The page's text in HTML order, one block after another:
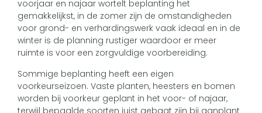
voorjaar en najaar wortelt beplanting het
gemakkelijkst, in de zomer zijn de omstandigheden
voor grond- en verhardingswerk vaak ideaal en in de
winter is de planning rustiger waardoor er meer
ruimte is voor een zorgvuldige voorbereiding.
Sommige beplanting heeft een eigen
voorkeurseizoen. Vaste planten, heesters en bomen
worden bij voorkeur geplant in het voor- of najaar,
terwijl bepaalde soorten juist gebaat zijn bij aanplant